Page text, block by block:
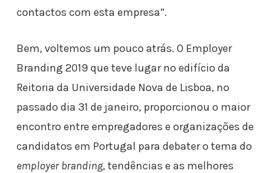
contactos com esta empresa”.
Bem, voltemos um pouco atrás. O Employer
Branding 2019 que teve lugar no edifício da
Reitoria da Universidade Nova de Lisboa, no
passado dia 31 de janeiro, proporcionou o maior
encontro entre empregadores e organizações de
candidatos em Portugal para debater o tema do
employer branding, tendências e as melhores